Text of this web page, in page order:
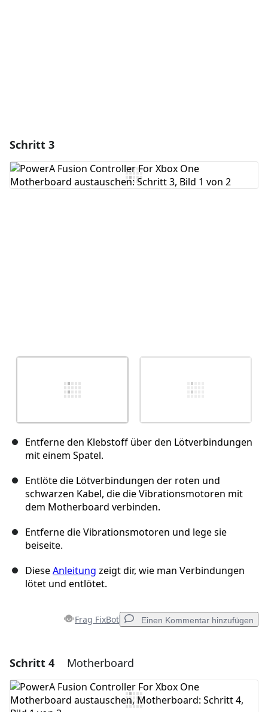
Schritt 3
Entferne den Klebstoff über den Lötverbindungen
mit einem Spatel.
Entlöte die Lötverbindungen der roten und
schwarzen Kabel, die die Vibrationsmotoren mit
dem Motherboard verbinden.
Entferne die Vibrationsmotoren und lege sie
beiseite.
DieseAnleitung zeigt dir, wie man Verbindungen
lötet und entlötet.
Frag FixBot Einen Kommentar hinzufügen
Einen Kommentar hinzufügen
Kommentar hinzufügen
Schritt 4 Motherboard